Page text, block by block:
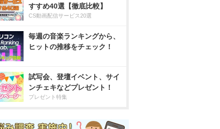
すすめ40選【徹底比較】
CS動画配信サービス20選
毎週の音楽ランキングから、
ヒットの推移をチェック！
試写会、登壇イベント、サイ
ンチェキなどプレゼント！
プレゼント特集